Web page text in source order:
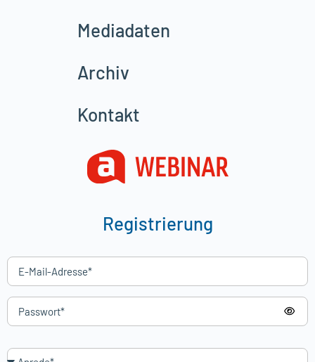
Mediadaten
Archiv
Kontakt
Registrierung